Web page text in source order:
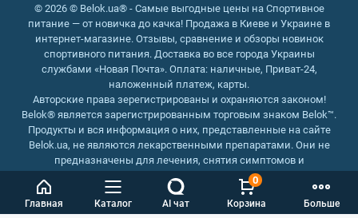
Главная Каталог AI чат Корзина
0
Больше
© 2026 © Belok.ua® - Самые выгодные цены на Спортивное
питание — от новичка до качка! Продажа в Киеве и Украине в
интернет-магазине. Отзывы, сравнение и обзоры новинок
спортивного питания. Доставка во все города Украины
службами «Новая Почта». Оплата: наличные, Приват-24,
наложенный платеж, карты.
Авторские права зерегистрированы и охраняются законом!
Belok® является зарегистрированным торговым знаком Belok™.
Продукты и вся информация о них, представленные на сайте
Belok.ua, не являются лекарственными препаратами. Они не
предназначены для лечения, снятия симптомов и
предотвращения болезней.
Интернет магазин Belok.ua
››Интернет магазин спортивного
питания